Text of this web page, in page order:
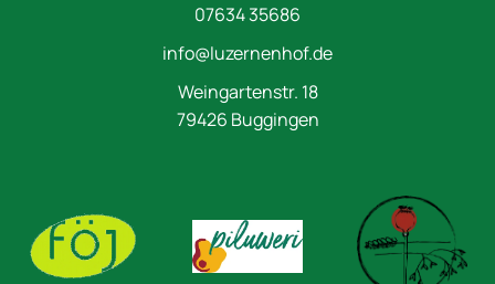
07634 35686
info@luzernenhof.de
Weingartenstr. 18
79426 Buggingen